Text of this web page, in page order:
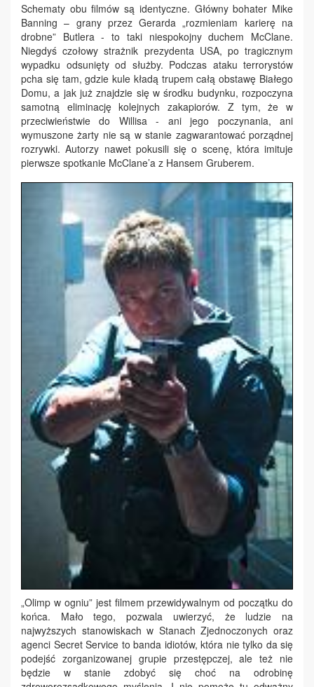
Schematy obu filmów są identyczne. Główny bohater Mike
Banning – grany przez Gerarda „rozmieniam karierę na
drobne” Butlera - to taki niespokojny duchem McClane.
Niegdyś czołowy strażnik prezydenta USA, po tragicznym
wypadku odsunięty od służby. Podczas ataku terrorystów
pcha się tam, gdzie kule kładą trupem całą obstawę Białego
Domu, a jak już znajdzie się w środku budynku, rozpoczyna
samotną eliminację kolejnych zakapiorów. Z tym, że w
przeciwieństwie do Willisa - ani jego poczynania, ani
wymuszone żarty nie są w stanie zagwarantować porządnej
rozrywki. Autorzy nawet pokusili się o scenę, która imituje
pierwsze spotkanie McClane’a z Hansem Gruberem.
„Olimp w ogniu” jest filmem przewidywalnym od początku do
końca. Mało tego, pozwala uwierzyć, że ludzie na
najwyższych stanowiskach w Stanach Zjednoczonych oraz
agenci Secret Service to banda idiotów, która nie tylko da się
podejść zorganizowanej grupie przestępczej, ale też nie
będzie w stanie zdobyć się choć na odrobinę